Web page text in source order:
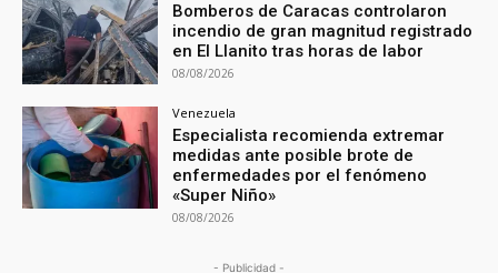
Bomberos de Caracas controlaron
incendio de gran magnitud registrado
en El Llanito tras horas de labor
08/08/2026
Venezuela
Especialista recomienda extremar
medidas ante posible brote de
enfermedades por el fenómeno
«Super Niño»
08/08/2026
- Publicidad -